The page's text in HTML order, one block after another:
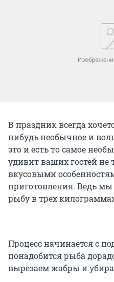
В праздник всегда
нибудь необычное и
это и есть то самое
удивит ваших гостей не
вкусовыми
приготовления. Ведь
рыбу в трех
Процесс начинается с
понадобится рыба
вырезаем жабры и